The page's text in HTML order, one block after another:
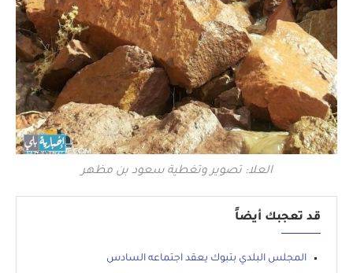
العلا: تصوير وتغطية سعود بن مظهر
قد تعجبك أيضاً
المجلس البلدي بتبوك يعقد اجتماعه السادس